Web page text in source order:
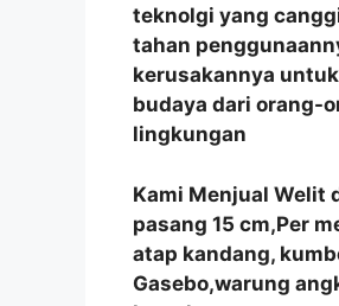
teknolgi yang
tahan
kerusakannya
budaya dari orang-
lingkungan
Kami Menjual Welit
pasang 15 cm,Per
atap kandang,
Gasebo,warung